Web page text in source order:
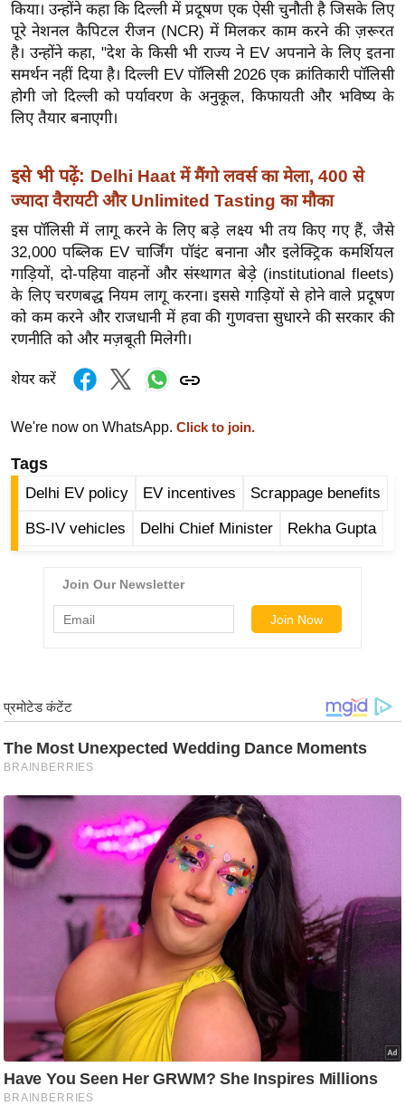
फ
म
नो
रं
ज
ग
त
बॉ
ली
वु
ड
हॉ
वु
फि
ल्म
स
मी
क्षा
g
N
e
इ
लॉ
जी
ब्यू
टी
किया। उन्होंने कहा कि दिल्ली में प्रदूषण एक ऐसी चुनौती है जिसके लिए
पूरे नेशनल कैपिटल रीजन (NCR) में मिलकर काम करने की ज़रूरत
है। उन्होंने कहा, "देश के किसी भी राज्य ने EV अपनाने के लिए इतना
समर्थन नहीं दिया है। दिल्ली EV पॉलिसी 2026 एक क्रांतिकारी पॉलिसी
होगी जो दिल्ली को पर्यावरण के अनुकूल, किफायती और भविष्य के
लिए तैयार बनाएगी।
इसे भी पढ़ें: Delhi Haat में मैंगो लवर्स का मेला, 400 से
ज्यादा वैरायटी और Unlimited Tasting का मौका
इस पॉलिसी में लागू करने के लिए बड़े लक्ष्य भी तय किए गए हैं, जैसे
32,000 पब्लिक EV चार्जिंग पॉइंट बनाना और इलेक्ट्रिक कमर्शियल
गाड़ियों, दो-पहिया वाहनों और संस्थागत बेड़े (institutional fleets)
के लिए चरणबद्ध नियम लागू करना। इससे गाड़ियों से होने वाले प्रदूषण
को कम करने और राजधानी में हवा की गुणवत्ता सुधारने की सरकार की
रणनीति को और मज़बूती मिलेगी।
शेयर करें
We're now on WhatsApp. Click to join.
Tags
Delhi EV policy EV incentives Scrappage benefits
BS-IV vehicles Delhi Chief Minister Rekha Gupta